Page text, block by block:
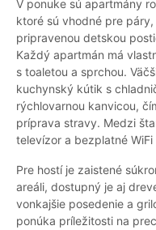
V ponuke sú apartmány
ktoré sú vhodné pre
pripravenou detskou
Každý apartmán má
s toaletou a sprchou.
kuchynský kútik s
rýchlovarnou kanvicou,
príprava stravy. Medzi
televízor a bezplatné
Pre hostí je zaistené
areáli, dostupný je aj
vonkajšie posedenie a
ponúka príležitosti na